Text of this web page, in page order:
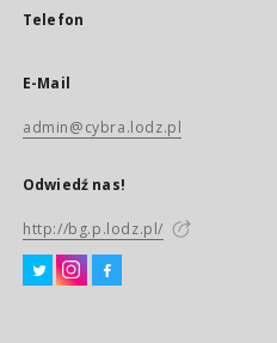
Telefon
E-Mail
admin@cybra.lodz.pl
Odwiedź nas!
http://bg.p.lodz.pl/